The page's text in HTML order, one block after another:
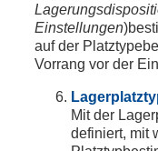
Einstellungen
auf der
Vorrang vor der
Mit der
definiert, mit